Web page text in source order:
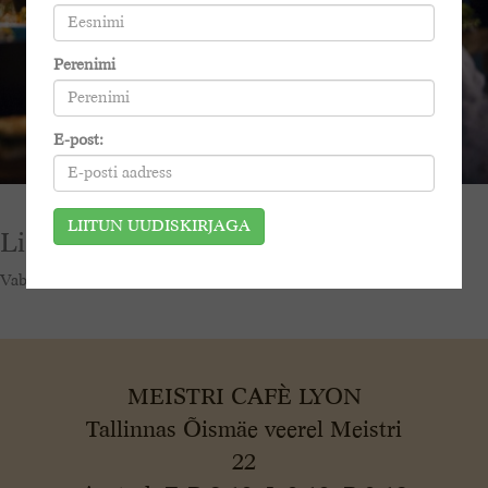
Lisa kommentaar
Vabandust, kommenteerimiseks pead
MEISTRI CAFÈ LYON
Tallinnas Õismäe veerel Meistri
22
Perenimi
E-post: